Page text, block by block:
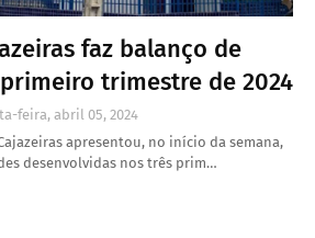
faz balanço de
trimestre de 2024
feira, abril 05, 2024
apresentou, no início da semana,
desenvolvidas nos três prim…